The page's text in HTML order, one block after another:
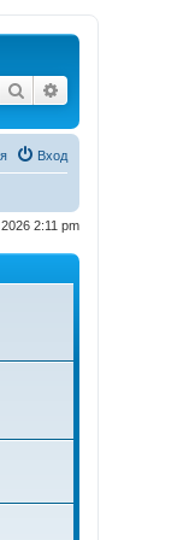
Поиск
Вход
2:11 pm